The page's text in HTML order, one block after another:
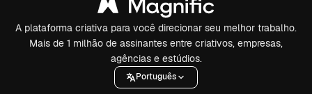
A plataforma criativa para você direcionar seu melhor trabalho.
Mais de 1 milhão de assinantes entre criativos, empresas,
agências e estúdios.
Português